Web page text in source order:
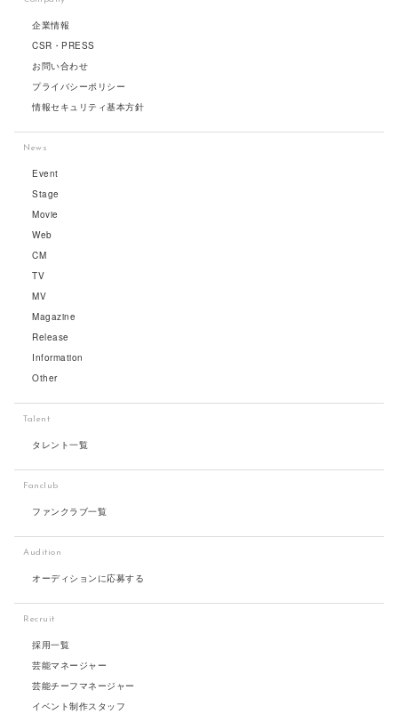
企業情報
CSR・PRESS
お問い合わせ
プライバシーポリシー
情報セキュリティ基本方針
News
Event
Stage
Movie
Web
CM
TV
MV
Magazine
Release
Information
Other
Talent
タレント一覧
Fanclub
ファンクラブ一覧
Audition
オーディションに応募する
Recruit
採用一覧
芸能マネージャー
芸能チーフマネージャー
イベント制作スタッフ